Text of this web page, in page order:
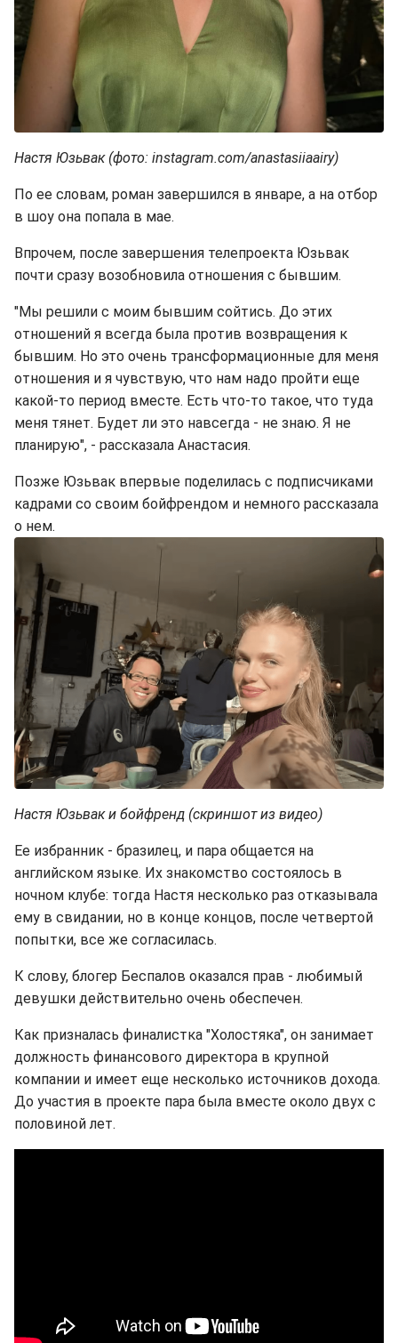
Настя Юзьвак (фото: instagram.com/anastasiiaairy)
По ее словам, роман завершился в январе, а на отбор
в шоу она попала в мае.
Впрочем, после завершения телепроекта Юзьвак
почти сразу возобновила отношения с бывшим.
"Мы решили с моим бывшим сойтись. До этих
отношений я всегда была против возвращения к
бывшим. Но это очень трансформационные для меня
отношения и я чувствую, что нам надо пройти еще
какой-то период вместе. Есть что-то такое, что туда
меня тянет. Будет ли это навсегда - не знаю. Я не
планирую", - рассказала Анастасия.
Позже Юзьвак впервые поделилась с подписчиками
кадрами со своим бойфрендом и немного рассказала
о нем.
Настя Юзьвак и бойфренд (скриншот из видео)
Ее избранник - бразилец, и пара общается на
английском языке. Их знакомство состоялось в
ночном клубе: тогда Настя несколько раз отказывала
ему в свидании, но в конце концов, после четвертой
попытки, все же согласилась.
К слову, блогер Беспалов оказался прав - любимый
девушки действительно очень обеспечен.
Как призналась финалистка "Холостяка", он занимает
должность финансового директора в крупной
компании и имеет еще несколько источников дохода.
До участия в проекте пара была вместе около двух с
половиной лет.